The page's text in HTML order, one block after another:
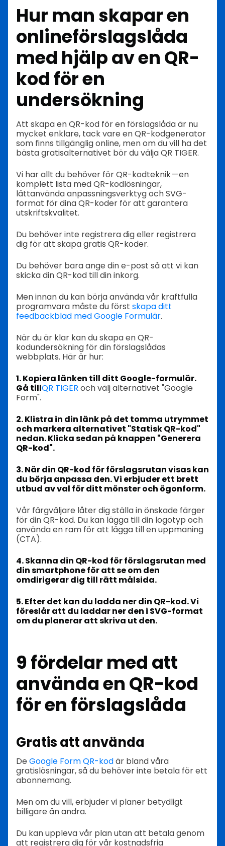
Hur man skapar en
onlineförslagslåda
med hjälp av en QR-
kod för en
undersökning
Att skapa en QR-kod för en förslagslåda är nu
mycket enklare, tack vare en QR-kodgenerator
som finns tillgänglig online, men om du vill ha det
bästa gratisalternativet bör du välja QR TIGER.
Vi har allt du behöver för QR-kodteknik — en
komplett lista med QR-kodlösningar,
lättanvända anpassningsverktyg och SVG-
format för dina QR-koder för att garantera
utskriftskvalitet.
Du behöver inte registrera dig eller registrera
dig för att skapa gratis QR-koder.
Du behöver bara ange din e-post så att vi kan
skicka din QR-kod till din inkorg.
Men innan du kan börja använda vår kraftfulla
programvara måste du först skapa ditt
feedbackblad med Google Formulär.
När du är klar kan du skapa en QR-
kodundersökning för din förslagslådas
webbplats. Här är hur:
1. Kopiera länken till ditt Google-formulär.
Gå tillQR TIGER och välj alternativet "Google
Form".
2. Klistra in din länk på det tomma utrymmet
och markera alternativet "Statisk QR-kod"
nedan. Klicka sedan på knappen "Generera
QR-kod".
3. När din QR-kod för förslagsrutan visas kan
du börja anpassa den. Vi erbjuder ett brett
utbud av val för ditt mönster och ögonform.
Vår färgväljare låter dig ställa in önskade färger
för din QR-kod. Du kan lägga till din logotyp och
använda en ram för att lägga till en uppmaning
(CTA).
4. Skanna din QR-kod för förslagsrutan med
din smartphone för att se om den
omdirigerar dig till rätt målsida.
5. Efter det kan du ladda ner din QR-kod. Vi
föreslår att du laddar ner den i SVG-format
om du planerar att skriva ut den.
9 fördelar med att
använda en QR-kod
för en förslagslåda
Gratis att använda
De Google Form QR-kodär bland våra
gratislösningar, så du behöver inte betala för ett
abonnemang.
Men om du vill, erbjuder vi planer betydligt
billigare än andra.
Du kan uppleva vår plan utan att betala genom
att registrera dig för vår kostnadsfria